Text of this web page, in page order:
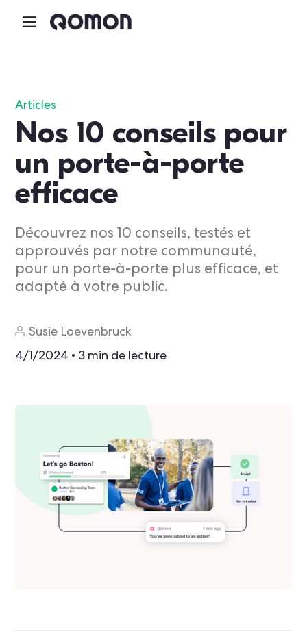
Articles
Nos 10 conseils pour
un porte-à-porte
efficace
Découvrez nos 10 conseils, testés et
approuvés par notre communauté,
pour un porte-à-porte plus efficace, et
adapté à votre public.
Susie Loevenbruck
4/1/2024
3 min de lecture